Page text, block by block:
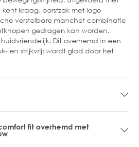
kraag, borstzak met logo
verstelbare manchet combinatie
gedragen kan worden.
Dit overhemd in een
en strijkvrij: wordt glad door het
fit overhemd met